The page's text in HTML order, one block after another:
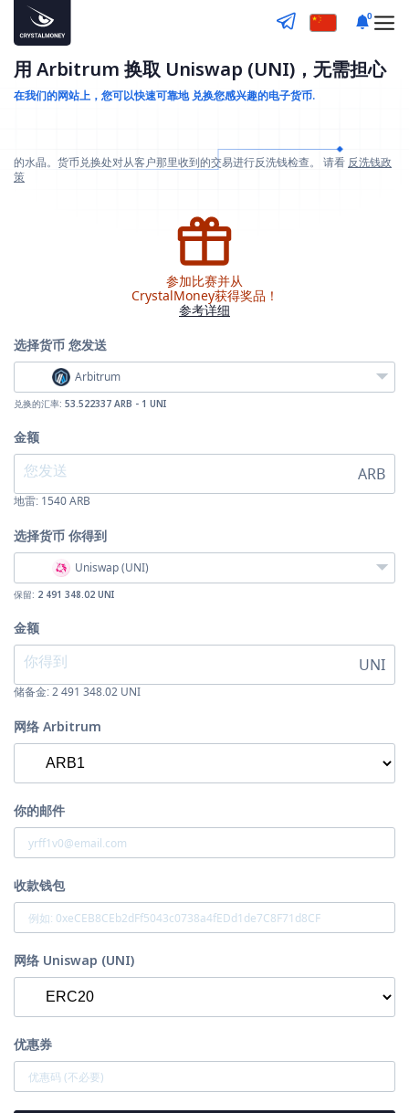
0
用 Arbitrum 换取 Uniswap (UNI)，无需担心
在我们的网站上，您可以快速可靠地 兑换您感兴趣的电子货币.
的水晶。货币兑换处对从客户那里收到的交易进行反洗钱检查。 请看 反洗钱政
策
参加比赛并从
CrystalMoney获得奖品！
参考详细
选择货币 您发送
Arbitrum
兑换的汇率: 53.522337 ARB - 1 UNI
金额
ARB
地雷: 1540ARB
选择货币 你得到
Uniswap (UNI)
保留: 2 491 348.02 UNI
金额
UNI
储备金: 2 491 348.02 UNI
网络 Arbitrum
你的邮件
收款钱包
网络 Uniswap (UNI)
优惠券